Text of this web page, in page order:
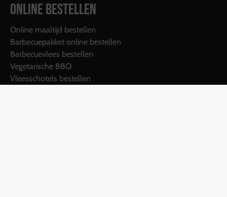
ONLINE BESTELLEN
Online maaltijd bestellen
Barbecuepakket online bestellen
Barbecuevlees bestellen
Vegetarische BBQ
Vleesschotels bestellen